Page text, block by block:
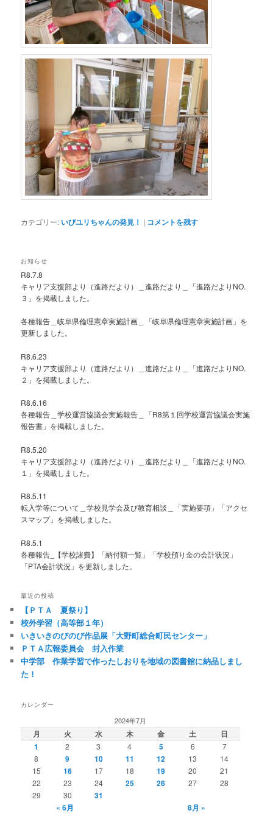
カテゴリー: いびユリちゃんの発見！ | コメントを残す
お知らせ
R8.7.8
キャリア支援部より（進路だより）＿進路だより＿「進路だよりNO.
３」を掲載しました。
各種報告＿岐阜県倫理憲章実施計画＿「岐阜県倫理憲章実施計画」を
更新しました。
R8.6.23
キャリア支援部より（進路だより）＿進路だより＿「進路だよりNO.
２」を掲載しました。
R8.6.16
各種報告＿学校運営協議会実施報告＿「R8第１回学校運営協議会実施
報告書」を掲載しました。
R8.5.20
キャリア支援部より（進路だより）＿進路だより＿「進路だよりNO.
１」を掲載しました。
R8.5.11
転入学等について＿学校見学会及び教育相談＿「実施要項」「アクセ
スマップ」を掲載しました。
R8.5.1
各種報告_【学校諸費】「納付額一覧」「学校預り金の会計状況」
「PTA会計状況」を更新しました。
最近の投稿
【ＰＴＡ 夏祭り】
校外学習（高等部１年）
いきいきのびのび作品展「大野町総合町民センター」
ＰＴＡ広報委員会 封入作業
中学部 作業学習で作ったしおりを地域の図書館に納品しまし
た！
カレンダー
2024年7月
月 火 水 木 金 土
日
1
2 3 4 5 6
7
8
9 10 11 12 13
14
15
16 17 18 19 20
21
22
23 24 25 26 27
28
29
30
31
« 6月
8月 »